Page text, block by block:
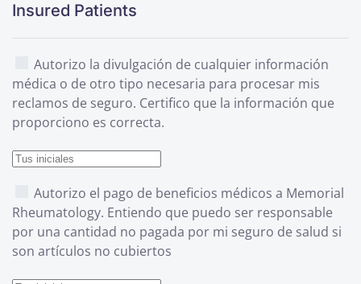
Insured Patients
Autorizo la divulgación de cualquier información
médica o de otro tipo necesaria para procesar mis
reclamos de seguro. Certifico que la información que
proporciono es correcta.
Autorizo el pago de beneficios médicos a Memorial
Rheumatology. Entiendo que puedo ser responsable
por una cantidad no pagada por mi seguro de salud si
son artículos no cubiertos